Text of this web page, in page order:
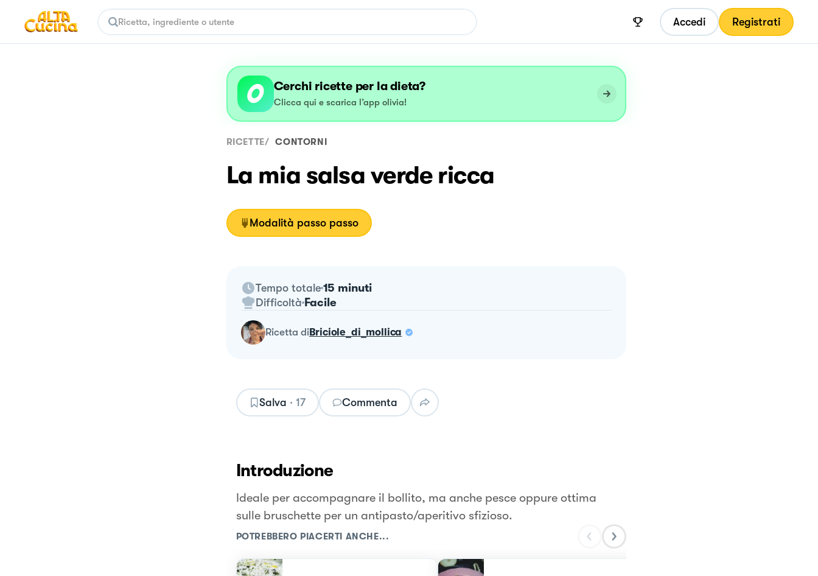
Accedi Registrati
Cerchi ricette per la dieta?
Clicca qui e scarica l’app olivia!
RICETTE/ CONTORNI
La mia salsa verde ricca
Modalità passo passo
Tempo totale 15 minuti
Difficoltà Facile
ricetta diBriciole_di_mollica
Salva · 17 Commenta
Introduzione
Ideale per accompagnare il bollito, ma anche pesce oppure ottima
sulle bruschette per un antipasto/aperitivo sfizioso.
POTREBBERO PIACERTI ANCHE...